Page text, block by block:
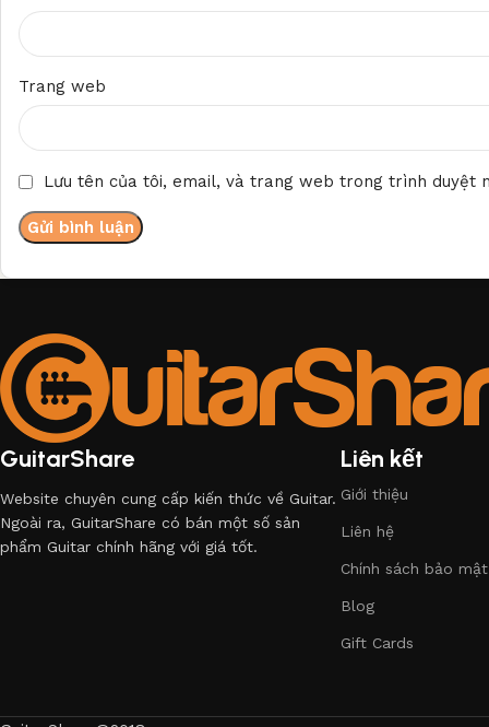
Trang web
Lưu tên của tôi, email, và trang web trong trình duyệt
GuitarShare
Website chuyên cung cấp kiến thức về Guitar.
Ngoài ra, GuitarShare có bán một số sản
phẩm Guitar chính hãng với giá tốt.
Liên kết
Giới thiệu
Liên hệ
Chính sách bảo mật
Blog
Gift Cards